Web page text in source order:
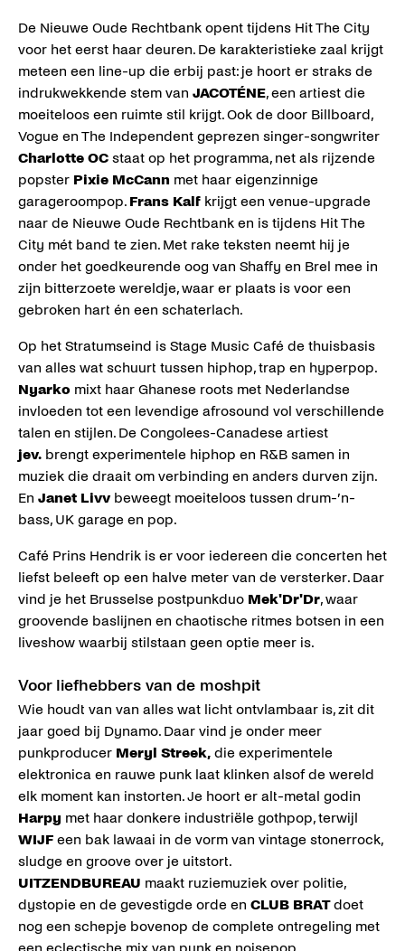
De Nieuwe Oude Rechtbank opent tijdens Hit The City
voor het eerst haar deuren. De karakteristieke zaal krijgt
meteen een line-up die erbij past: je hoort er straks de
indrukwekkende stem van JACOTÉNE, een artiest die
moeiteloos een ruimte stil krijgt. Ook de door Billboard,
Vogue en The Independent geprezen singer-songwriter
Charlotte OC staat op het programma, net als rijzende
popster Pixie McCann met haar eigenzinnige
garageroompop. Frans Kalf krijgt een venue-upgrade
naar de Nieuwe Oude Rechtbank en is tijdens Hit The
City mét band te zien. Met rake teksten neemt hij je
onder het goedkeurende oog van Shaffy en Brel mee in
zijn bitterzoete wereldje, waar er plaats is voor een
gebroken hart én een schaterlach.
Op het Stratumseind is Stage Music Café de thuisbasis
van alles wat schuurt tussen hiphop, trap en hyperpop.
Nyarko mixt haar Ghanese roots met Nederlandse
invloeden tot een levendige afrosound vol verschillende
talen en stijlen. De Congolees-Canadese artiest
jev. brengt experimentele hiphop en R&B samen in
muziek die draait om verbinding en anders durven zijn.
En Janet Livv beweegt moeiteloos tussen drum-’n-
bass, UK garage en pop.
Café Prins Hendrik is er voor iedereen die concerten het
liefst beleeft op een halve meter van de versterker. Daar
vind je het Brusselse postpunkduo Mek'Dr'Dr, waar
groovende baslijnen en chaotische ritmes botsen in een
liveshow waarbij stilstaan geen optie meer is.
Voor liefhebbers van de moshpit
Wie houdt van van alles wat licht ontvlambaar is, zit dit
jaar goed bij Dynamo. Daar vind je onder meer
punkproducer Meryl Streek, die experimentele
elektronica en rauwe punk laat klinken alsof de wereld
elk moment kan instorten. Je hoort er alt-metal godin
Harpy met haar donkere industriële gothpop, terwijl
WIJF een bak lawaai in de vorm van vintage stonerrock,
sludge en groove over je uitstort.
UITZENDBUREAU maakt ruziemuziek over politie,
dystopie en de gevestigde orde en CLUB BRATdoet
nog een schepje bovenop de complete ontregeling met
een eclectische mix van punk en noisepop.